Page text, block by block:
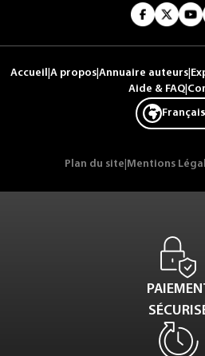
Accueil A propos Annuaire auteurs
Aide & FAQ|
Français
Plan du site Mentions